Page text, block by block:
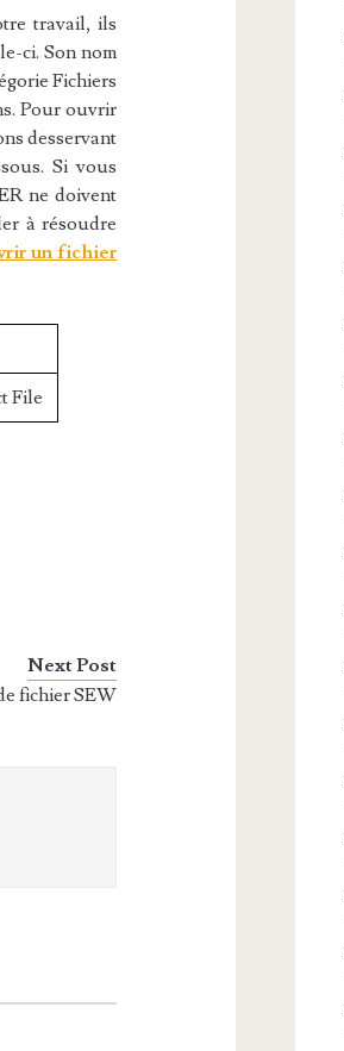
travail, ils
ci. Son nom
Fichiers
Pour ouvrir
desservant
Si vous
ne doivent
à résoudre
un fichier
File
Next Post
fichier SEW